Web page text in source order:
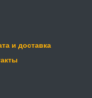
и доставка